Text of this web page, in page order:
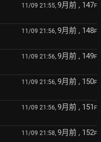
11/09 21:55, 9月前 , 147F
11/09 21:56, 9月前 , 148F
11/09 21:56, 9月前 , 149F
11/09 21:56, 9月前 , 150F
11/09 21:56, 9月前 , 151 F
11/09 21:58, 9月前 , 152F